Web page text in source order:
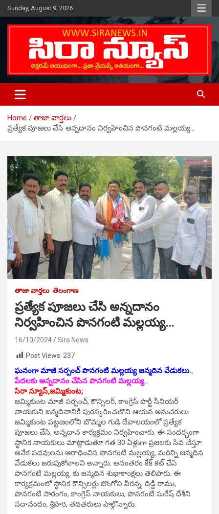
Skip
to
content
Sunday, August 9, 2026
SIRA NEWS
Telugu Online News Daily
Home
తాజా వార్తలు
ప్రత్యేక పూజలు చేసి అన్నదానం నిర్వహించిన పొనగంటి మల్లయ్య…
తాజా వార్తలు తెలంగాణ
ప్రత్యేక పూజలు చేసి అన్నదానం
నిర్వహించిన పొనగంటి మల్లయ్య…
16/10/2024
Sira News
Post Views: 237
ఘనంగా మాజీ సర్పంచ్ పొనగంటి మల్లయ్య జన్మదిన వేడుకలు..
పేదలకు అన్నదానం చేసిన పొనగంటి మల్లయ్య..
సిరా న్యూస్,జమ్మికుంట;
జమ్మికుంట మాజీ సర్పంచ్, కౌన్సిలర్, కాంగ్రెస్ పార్టీ సీనియర్
నాయకుని జన్మదినానికి పురస్కరించుకొని ఆయన అనుచరులు
జమ్మికుంట పట్టణంలోని బొమ్మల గుడి దేవాలయంలో ప్రత్యేక
పూజలు చేసి, అన్నదాన కార్యక్రమం నిర్వహించారు. ఈ సందర్భంగా
స్థానిక నాయకులు మాట్లాడుతూ గత 30 ఏళ్లుగా ప్రజలకు సేవ చేస్తూ
అనేక పదవులను ఆరాధించిన పొనగంటి మల్లయ్య, మరిన్ని జన్మదిన
వేడుకలు జరుపుకోవాలని అన్నారు. అనంతరం కేక్ కట్ చేసి
పొనగంటి మల్లయ్య, కు జన్మదిన శుభాకాంక్షలు తెలిపారు. ఈ
కార్యక్రమంలో స్థానిక కౌన్సిలర్లు బొంగోని వీరన్న, దిడ్డి రాము,
పొనగంటి సారంగం, కాంగ్రెస్ నాయకులు, పొనగంటి సురేష్ దేశీని
సదానందం, శ్రీహరి, తదితరులు పాల్గొన్నారు.